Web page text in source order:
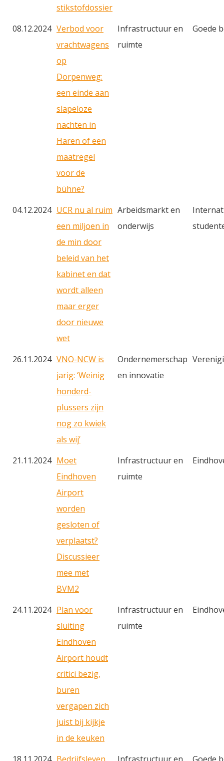
stikstofdossier
08.12.2024 Verbod voor
vrachtwagens
op
Dorpenweg:
een einde aan
slapeloze
nachten in
Haren of een
maatregel
voor de
bühne?
Infrastructuur en
ruimte
Goede
04.12.2024 UCR nu al ruim
een miljoen in
de min door
beleid van het
kabinet en dat
wordt alleen
maar erger
door nieuwe
wet
Arbeidsmarkt en
onderwijs
26.11.2024 VNO-NCW is
jarig: ‘Weinig
honderd­
plussers zijn
nog zo kwiek
als wij’
Ondernemerschap
en innovatie
21.11.2024 Moet
Eindhoven
Airport
worden
gesloten of
verplaatst?
Discussieer
mee met
BVM2
Infrastructuur en
ruimte
24.11.2024 Plan voor
sluiting
Eindhoven
Airport houdt
critici bezig,
buren
vergapen zich
juist bij kijkje
in de keuken
Infrastructuur en
ruimte